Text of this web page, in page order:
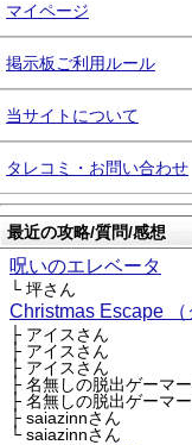
マイページ
掲示板ご利用ルール
当サイトについて
タレコミ・お問い合わせ
最近の攻略/質問/感想
呪いのエレベータ
└ 坪さん
Christmas Escape （
├ アイスさん
├ アイスさん
├ アイスさん
├ 名無しの脱出ゲーマ
├ 名無しの脱出ゲーマ
├ saiazinnさん
└ saiazinnさん